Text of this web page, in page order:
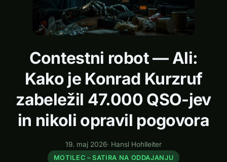
Contestni robot — Ali:
Kako je Konrad Kurzruf
zabeležil 47.000 QSO-jev
in nikoli opravil pogovora
19. maj 2026· Hansl Hohlleiter
MOTILEC – SATIRA NA ODDAJANJU